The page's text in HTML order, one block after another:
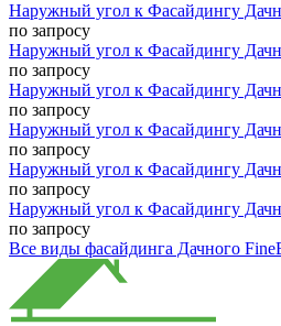
Наружный угол к Фасайдингу
по запросу
Наружный угол к Фасайдингу
по запросу
Наружный угол к Фасайдингу
по запросу
Наружный угол к Фасайдингу
по запросу
Наружный угол к Фасайдингу
по запросу
Наружный угол к Фасайдингу
по запросу
Все виды фасайдинга Дачного